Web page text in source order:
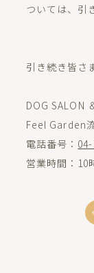
ついては、引
引き続き皆さ
DOG SALON
Feel Garden
電話番号：
営業時間：10